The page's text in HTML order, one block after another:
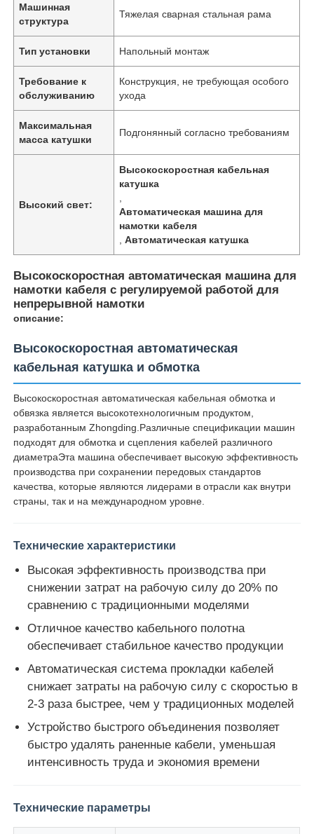
Главная страница
Продукция
контроль качества
контактные данные
Новости
Все случаи
Производственная линия экструзии
Машинная
структура
Тяжелая сварная стальная рама
Тип установки Напольный монтаж
Требование к
обслуживанию
Конструкция, не требующая особого
ухода
Максимальная
масса катушки
Подгонянный согласно требованиям
Высокий свет:
Высокоскоростная кабельная
катушка
Автоматическая машина для
намотки кабеля
,Автоматическая катушка
Высокоскоростная автоматическая машина для
намотки кабеля с регулируемой работой для
непрерывной намотки
описание:
Высокоскоростная автоматическая
кабельная катушка и обмотка
Высокоскоростная автоматическая кабельная обмотка и
обвязка является высокотехнологичным продуктом,
разработанным Zhongding.Различные спецификации машин
подходят для обмотка и сцепления кабелей различного
диаметраЭта машина обеспечивает высокую эффективность
производства при сохранении передовых стандартов
качества, которые являются лидерами в отрасли как внутри
страны, так и на международном уровне.
Технические характеристики
Высокая эффективность производства при
снижении затрат на рабочую силу до 20% по
сравнению с традиционными моделями
Отличное качество кабельного полотна
обеспечивает стабильное качество продукции
Автоматическая система прокладки кабелей
снижает затраты на рабочую силу с скоростью в
2-3 раза быстрее, чем у традиционных моделей
Устройство быстрого объединения позволяет
быстро удалять раненные кабели, уменьшая
интенсивность труда и экономия времени
Технические параметры